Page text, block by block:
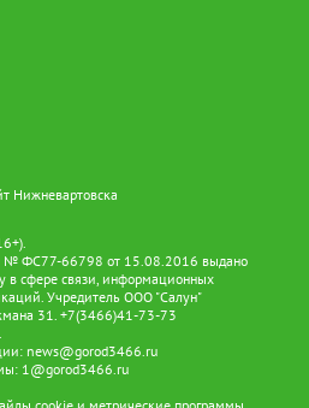
Нижневартовска
№ ФС77-66798 от 15.08.2016 выдано
в сфере связи, информационных
Учредитель ООО "Салун"
31. +7(3466)41-73-73
news@gorod3466.ru
1@gorod3466.ru